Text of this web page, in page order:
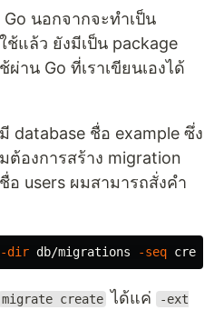
นอกจากจะทำเป็น
ช้แล้ว ยังมีเป็น package
ผ่าน Go ที่เราเขียนเองได้
database ชื่อ example ซึ่ง
ต้องการสร้าง migration
อ users ผมสามารถสั่งคำ
-dir db/migrations -seq
migrate create ได้แค่ -ext